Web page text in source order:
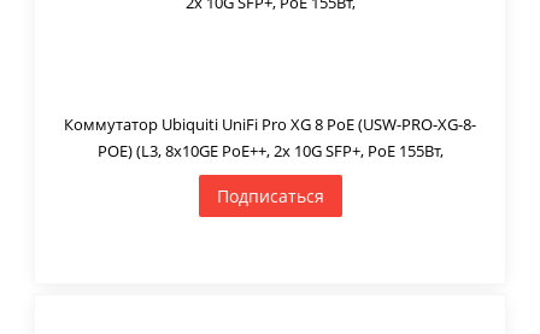
Коммутатор Ubiquiti UniFi Pro XG 8 PoE (USW-PRO-XG-8-
POE) (L3, 8x10GE PoE++, 2x 10G SFP+, PoE 155Вт,
Подписаться